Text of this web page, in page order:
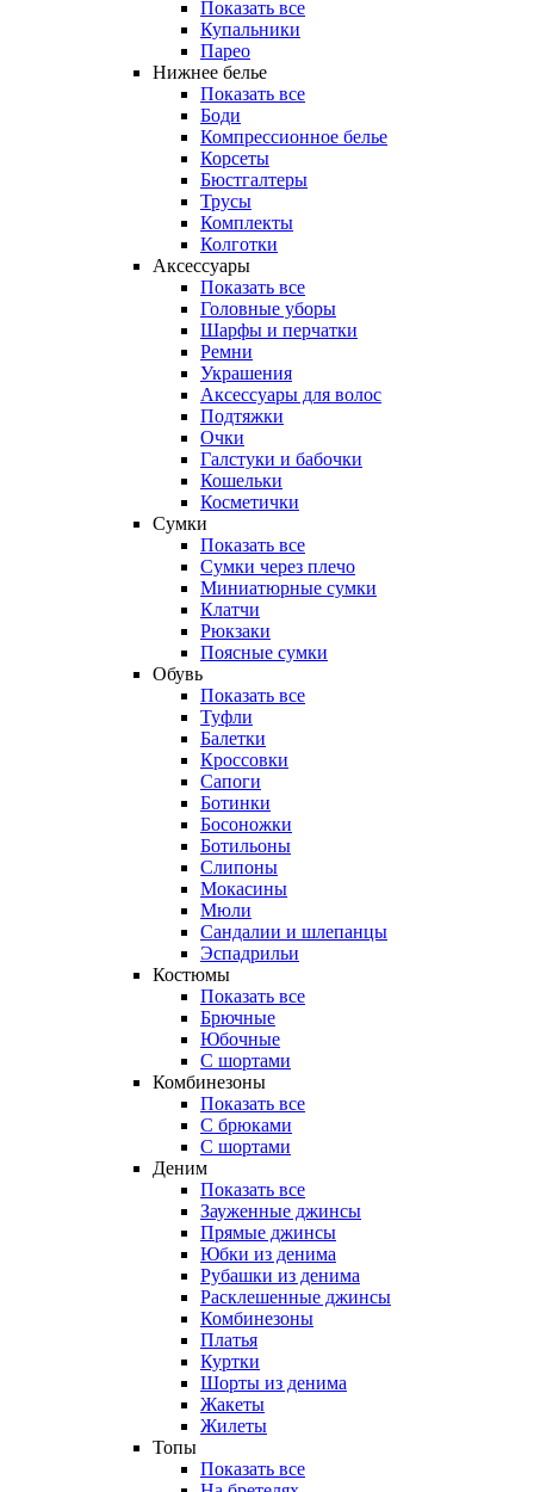
Показать все
Купальники
Парео
Нижнее белье
Показать все
Боди
Компрессионное белье
Корсеты
Бюстгалтеры
Трусы
Комплекты
Колготки
Аксессуары
Показать все
Головные уборы
Шарфы и перчатки
Ремни
Украшения
Аксессуары для волос
Подтяжки
Очки
Галстуки и бабочки
Кошельки
Косметички
Сумки
Показать все
Сумки через плечо
Миниатюрные cумки
Клатчи
Рюкзаки
Поясные сумки
Обувь
Показать все
Туфли
Балетки
Кроссовки
Сапоги
Ботинки
Босоножки
Ботильоны
Слипоны
Мокасины
Мюли
Сандалии и шлепанцы
Эспадрильи
Костюмы
Показать все
Брючные
Юбочные
С шортами
Комбинезоны
Показать все
С брюками
С шортами
Деним
Показать все
Зауженные джинсы
Прямые джинсы
Юбки из денима
Рубашки из денима
Расклешенные джинсы
Комбинезоны
Платья
Куртки
Шорты из денима
Жакеты
Жилеты
Топы
Показать все